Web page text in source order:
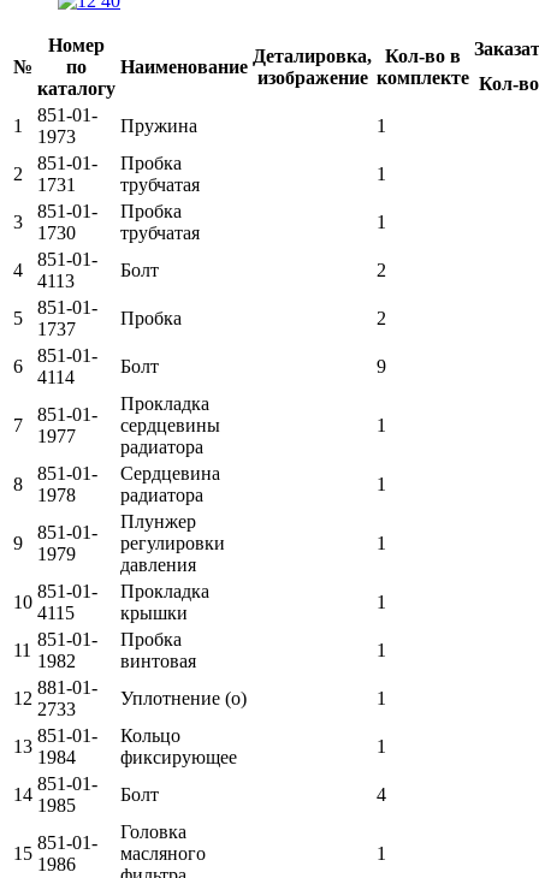
№
Номер
по
каталогу
Наименование
Деталировка,
изображение
Кол-во в
комплекте Кол-во
1
851-01-
1973
Пружина 1
2
851-01-
1731
Пробка
трубчатая
1
3
851-01-
1730
Пробка
трубчатая
1
4
851-01-
4113
Болт 2
5
851-01-
1737
Пробка 2
6
851-01-
4114
Болт 9
7
851-01-
1977
Прокладка
сердцевины
радиатора
1
8
851-01-
1978
Сердцевина
радиатора
1
9
851-01-
1979
Плунжер
регулировки
давления
1
10
851-01-
4115
Прокладка
крышки
1
11
851-01-
1982
Пробка
винтовая
1
12
881-01-
2733
Уплотнение (о) 1
13
851-01-
1984
Кольцо
фиксирующее
1
14
851-01-
1985
Болт 4
15
851-01-
1986
Головка
масляного
1